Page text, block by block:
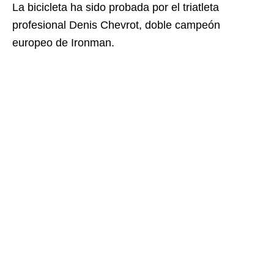
La bicicleta ha sido probada por el triatleta
profesional Denis Chevrot, doble campeón
europeo de Ironman.